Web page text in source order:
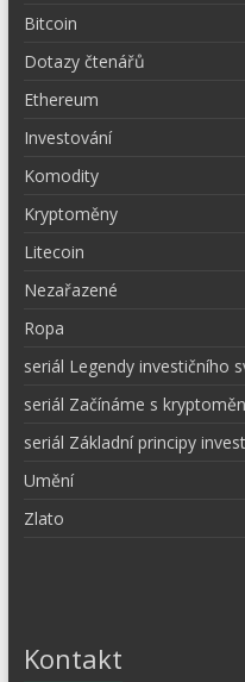
Bitcoin
Dotazy čtenářů
Ethereum
Investování
Komodity
Kryptoměny
Litecoin
Nezařazené
Ropa
seriál Legendy investičního
seriál Začínáme s
seriál Základní principy
Umění
Zlato
Kontakt